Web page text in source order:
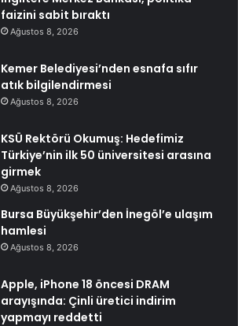
faizini sabit bıraktı
Ağustos 8, 2026
Kemer Belediyesi’nden esnafa sıfır
atık bilgilendirmesi
Ağustos 8, 2026
KSÜ Rektörü Okumuş: Hedefimiz
Türkiye’nin ilk 50 üniversitesi arasına
girmek
Ağustos 8, 2026
Bursa Büyükşehir’den İnegöl’e ulaşım
hamlesi
Ağustos 8, 2026
Apple, iPhone 18 öncesi DRAM
arayışında: Çinli üretici indirim
yapmayı reddetti